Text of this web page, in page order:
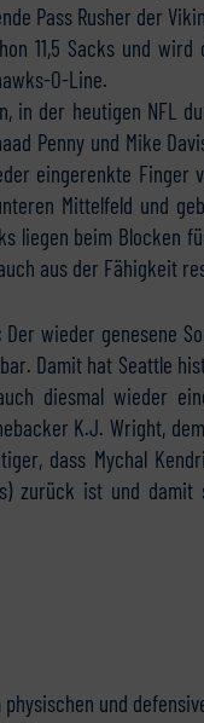
Pass Rusher der
11,5 Sacks und wird
O-Line.
in der heutigen NFL
Penny und Mike
eingerenkte Finger
Mittelfeld und
liegen beim Blocken
aus der Fähigkeit
Der wieder genesene
Damit hat Seattle
diesmal wieder
K.J. Wright,
dass Mychal
zurück ist und
und